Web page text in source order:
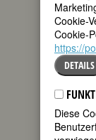
155.
Cookie-
Cookie-
https://
DETAILS
Diese